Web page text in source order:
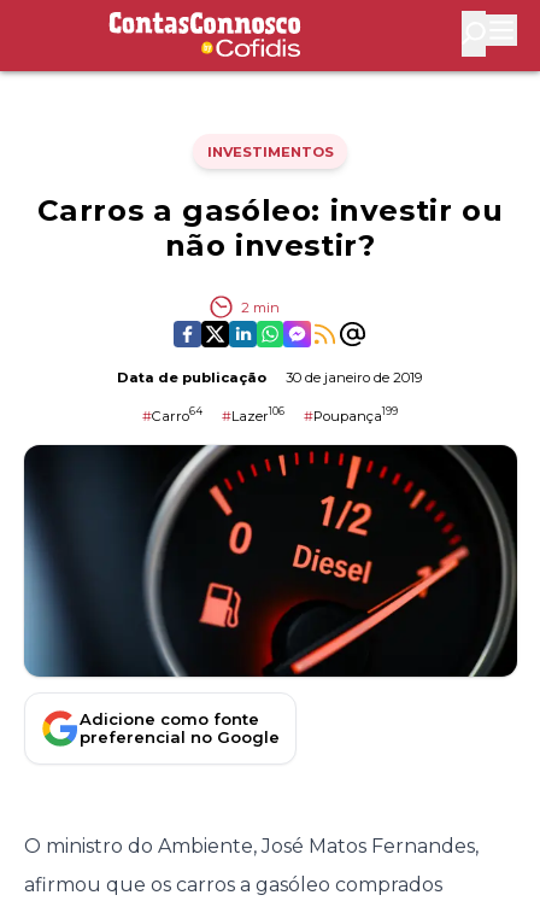
Contas Connosco by Cofidis
INVESTIMENTOS
Carros a gasóleo: investir ou
não investir?
2 min
Data de publicação 30 de janeiro de 2019
#Carro64 #Lazer106 #Poupança199
Adicione como fonte
preferencial no Google
O ministro do Ambiente, José Matos Fernandes,
afirmou que os carros a gasóleo comprados